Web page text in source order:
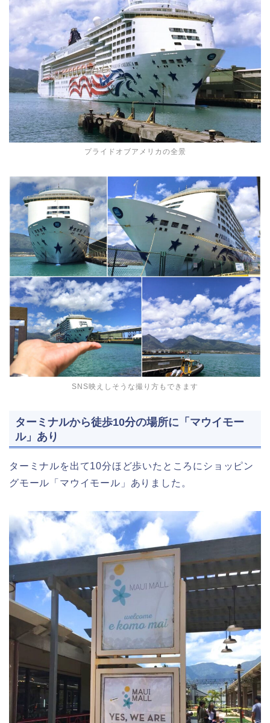
プライドオブアメリカの全景
SNS映えしそうな撮り方もできます
ターミナルから徒歩10分の場所に「マウイモー
ル」あり
ターミナルを出て10分ほど歩いたところにショッピン
グモール「マウイモール」ありました。